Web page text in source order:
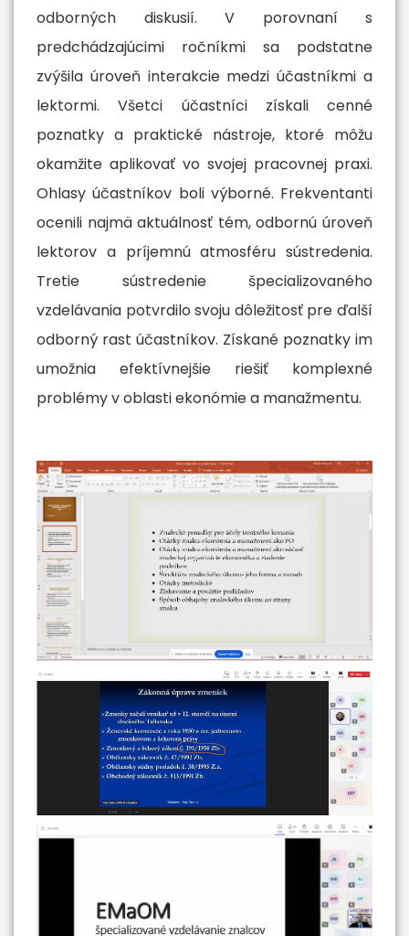
odborných diskusií. V porovnaní s
predchádzajúcimi ročníkmi sa podstatne
zvýšila úroveň interakcie medzi účastníkmi a
lektormi. Všetci účastníci získali cenné
poznatky a praktické nástroje, ktoré môžu
okamžite aplikovať vo svojej pracovnej praxi.
Ohlasy účastníkov boli výborné. Frekventanti
ocenili najmä aktuálnosť tém, odbornú úroveň
lektorov a príjemnú atmosféru sústredenia.
Tretie sústredenie špecializovaného
vzdelávania potvrdilo svoju dôležitosť pre ďalší
odborný rast účastníkov. Získané poznatky im
umožnia efektívnejšie riešiť komplexné
problémy v oblasti ekonómie a manažmentu.